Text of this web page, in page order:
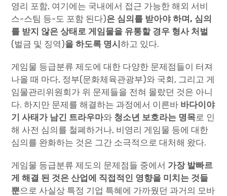
영리 포함, 여기에는 국내에서 접근 가능한 해외 서비
스-스팀 등-도 포함 된다)은 심의를 받아야 하며, 심의
를 받지 않은 상태로 게임물을 유통할 경우 형사 처벌
(벌금 및 징역)을 하도록 명시하고 있다.
게임물 등급분류 제도에 대한 다양한 문제점들이 터져
나올 때 마다, 정부(문화체육관광부)와 국회, 그리고 게
임물관리위원회가 위 문제들을 전혀 몰랐던 것은 아니
다. 하지만 문제를 해결하는 과정에서 이른바 바다이야
기 사태가 남긴 트라우마와 청소년 보호라는 명목로 인
해 사전 심의를 철폐하거나, 비영리 게임물 등에 대한
심의를 완화하는 것은 그간 소극적으로 대처해 왔다.
게임물 등급분류 제도의 문제점들 중에서 가장 발빠르
게 해결 된 것은 산업에 직접적인 영향을 미치는 것들
뿐으로 사실상 특정 기업 특혜에 가까웠던 과거의 모바